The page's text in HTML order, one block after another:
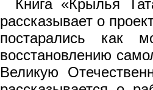
Книга «Крылья
рассказывает о
постарались как
восстановлению
Великую